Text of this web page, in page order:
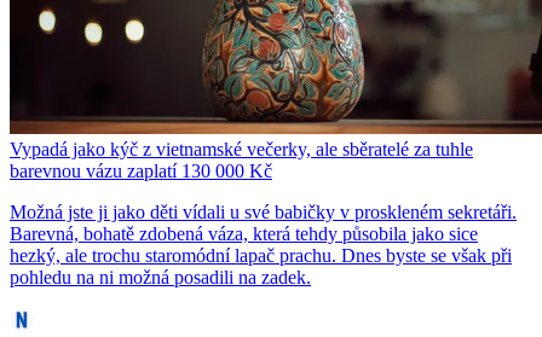
Vypadá jako kýč z vietnamské večerky, ale sběratelé za tuhle
barevnou vázu zaplatí 130 000 Kč
Možná jste ji jako děti vídali u své babičky v proskleném sekretáři.
Barevná, bohatě zdobená váza, která tehdy působila jako sice
hezký, ale trochu staromódní lapač prachu. Dnes byste se však při
pohledu na ni možná posadili na zadek.